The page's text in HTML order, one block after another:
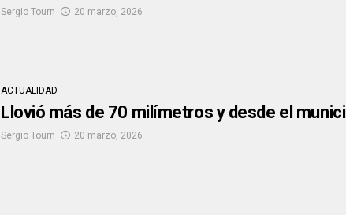
Sergio Tourn 20 marzo, 2026
ACTUALIDAD
Llovió más de 70 milímetros y desde el
Sergio Tourn 20 marzo, 2026